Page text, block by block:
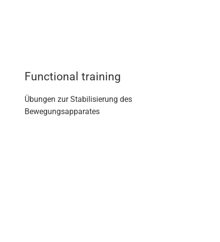
Functional training
Übungen zur Stabilisierung des
Bewegungsapparates